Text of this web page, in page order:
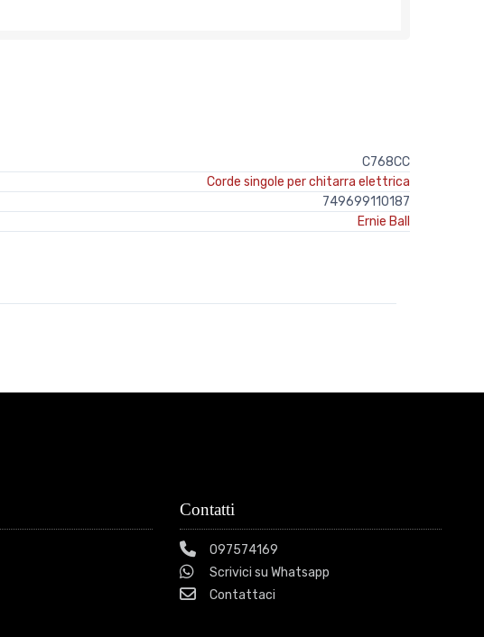
C768CC
Corde singole per chitarra elettrica
749699110187
Ernie Ball
Contatti
097574169
Scrivici su Whatsapp
Contattaci